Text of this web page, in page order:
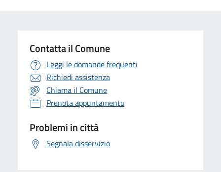
Contatta il Comune
Leggi le domande frequenti
Richiedi assistenza
Chiama il Comune
Prenota appuntamento
Problemi in città
Segnala disservizio